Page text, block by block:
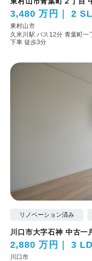
3,480 万円 2
東村山市
久米川駅 バス12分 青葉町一
下車 徒歩3分
リノベーション済み
川口市大字石神 中古一
2,880 万円 3
川口市